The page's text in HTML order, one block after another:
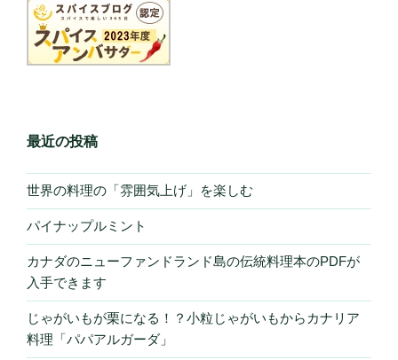
最近の投稿
世界の料理の「雰囲気上げ」を楽しむ
パイナップルミント
カナダのニューファンドランド島の伝統料理本のPDFが
入手できます
じゃがいもが栗になる！？小粒じゃがいもからカナリア
料理「パパアルガーダ」